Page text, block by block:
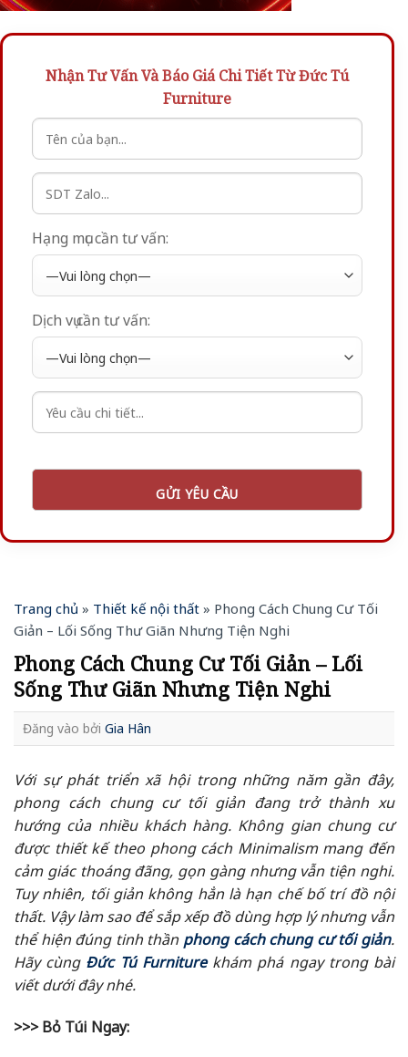
Nhận Tư Vấn Và Báo Giá Chi Tiết Từ Đức Tú
Furniture
Hạng mục cần tư vấn:
Dịch vụ cần tư vấn:
Trang chủ » Thiết kế nội thất » Phong Cách Chung Cư Tối
Giản – Lối Sống Thư Giãn Nhưng Tiện Nghi
Phong Cách Chung Cư Tối Giản – Lối
Sống Thư Giãn Nhưng Tiện Nghi
Đăng vào bởi Gia Hân
Với sự phát triển xã hội trong những năm gần đây,
phong cách chung cư tối giản đang trở thành xu
hướng của nhiều khách hàng. Không gian chung cư
được thiết kế theo phong cách Minimalism mang đến
cảm giác thoáng đãng, gọn gàng nhưng vẫn tiện nghi.
Tuy nhiên, tối giản không hẳn là hạn chế bố trí đồ nội
thất. Vậy làm sao để sắp xếp đồ dùng hợp lý nhưng vẫn
thể hiện đúng tinh thần phong cách chung cư tối giản.
Hãy cùng Đức Tú Furniturekhám phá ngay trong bài
viết dưới đây nhé.
>>> Bỏ Túi Ngay: